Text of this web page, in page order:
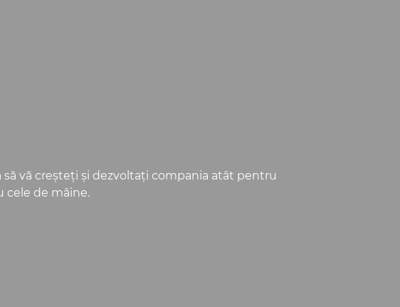
vă creşteţi şi dezvoltaţi compania atât pentru
cele de mâine.